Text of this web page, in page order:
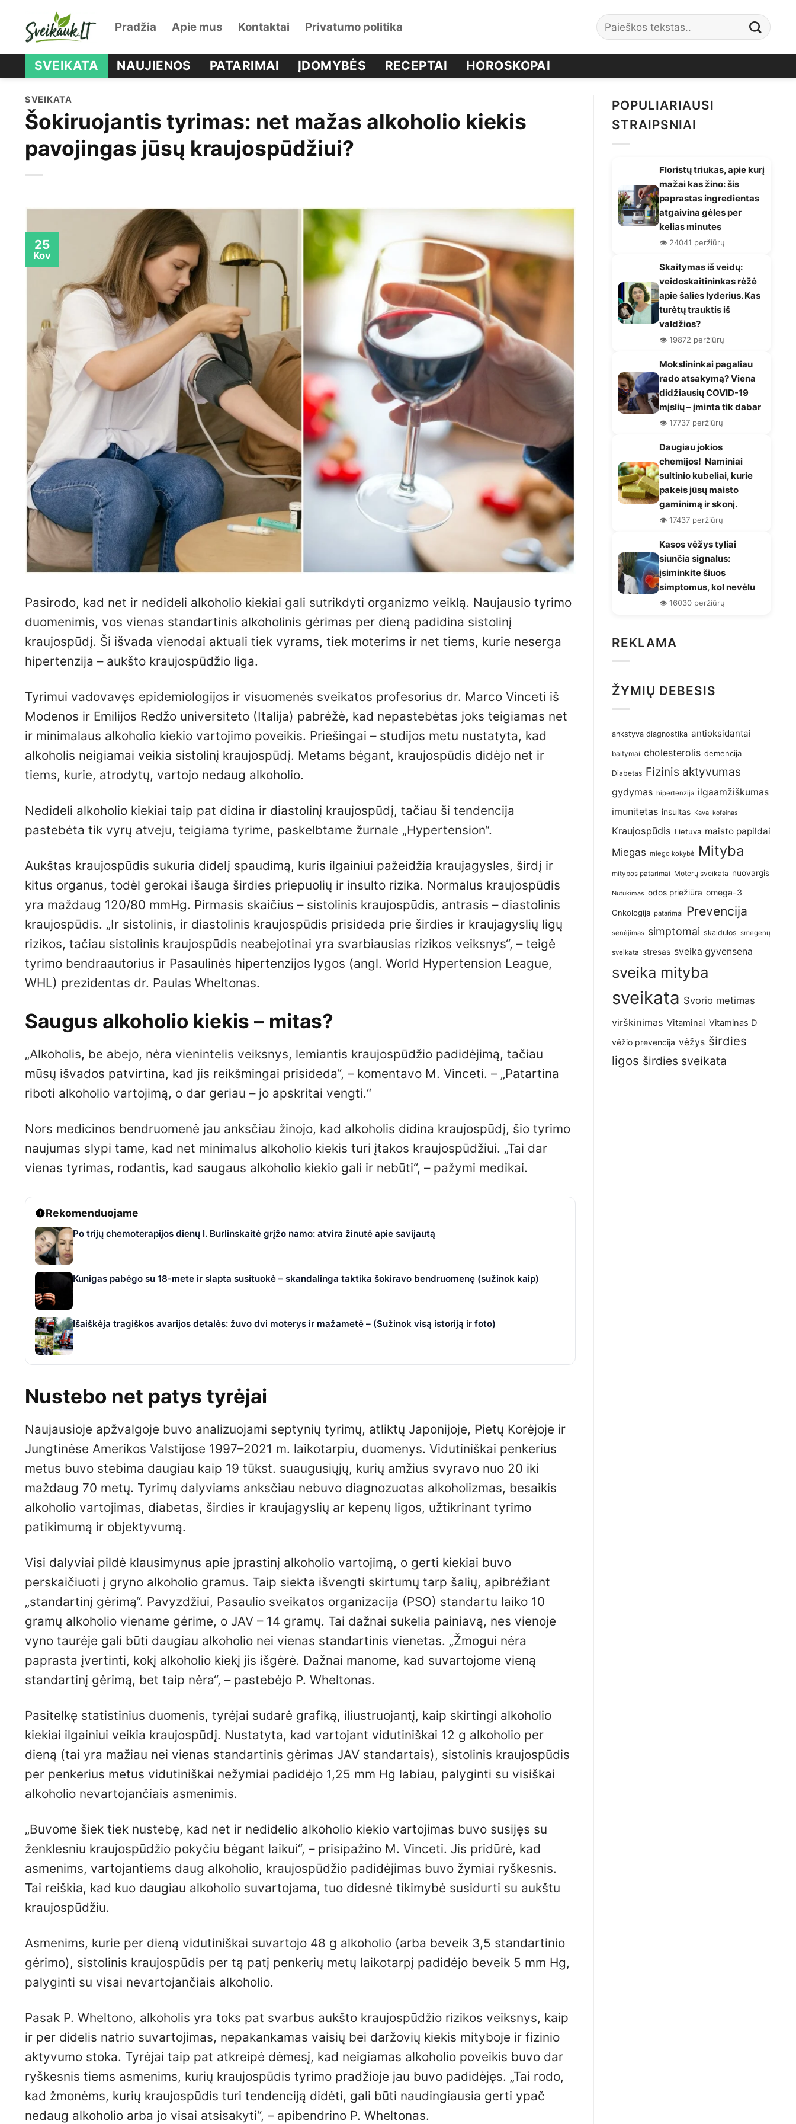
Pradžia Apie mus Kontaktai Privatumo politika
SVEIKATA NAUJIENOS PATARIMAI ĮDOMYBĖS RECEPTAI HOROSKOPAI
SVEIKATA
Šokiruojantis tyrimas: net mažas alkoholio kiekis
pavojingas jūsų kraujospūdžiui?
25
Kov
Pasirodo, kad net ir nedideli alkoholio kiekiai gali sutrikdyti organizmo veiklą. Naujausio tyrimo
duomenimis, vos vienas standartinis alkoholinis gėrimas per dieną padidina sistolinį
kraujospūdį. Ši išvada vienodai aktuali tiek vyrams, tiek moterims ir net tiems, kurie neserga
hipertenzija – aukšto kraujospūdžio liga.
Tyrimui vadovavęs epidemiologijos ir visuomenės sveikatos profesorius dr. Marco Vinceti iš
Modenos ir Emilijos Redžo universiteto (Italija) pabrėžė, kad nepastebėtas joks teigiamas net
ir minimalaus alkoholio kiekio vartojimo poveikis. Priešingai – studijos metu nustatyta, kad
alkoholis neigiamai veikia sistolinį kraujospūdį. Metams bėgant, kraujospūdis didėjo net ir
tiems, kurie, atrodytų, vartojo nedaug alkoholio.
Nedideli alkoholio kiekiai taip pat didina ir diastolinį kraujospūdį, tačiau ši tendencija
pastebėta tik vyrų atveju, teigiama tyrime, paskelbtame žurnale „Hypertension“.
Aukštas kraujospūdis sukuria didelį spaudimą, kuris ilgainiui pažeidžia kraujagysles, širdį ir
kitus organus, todėl gerokai išauga širdies priepuolių ir insulto rizika. Normalus kraujospūdis
yra maždaug 120/80 mmHg. Pirmasis skaičius – sistolinis kraujospūdis, antrasis – diastolinis
kraujospūdis. „Ir sistolinis, ir diastolinis kraujospūdis prisideda prie širdies ir kraujagyslių ligų
rizikos, tačiau sistolinis kraujospūdis neabejotinai yra svarbiausias rizikos veiksnys“, – teigė
tyrimo bendraautorius ir Pasaulinės hipertenzijos lygos (angl. World Hypertension League,
WHL) prezidentas dr. Paulas Wheltonas.
Saugus alkoholio kiekis – mitas?
„Alkoholis, be abejo, nėra vienintelis veiksnys, lemiantis kraujospūdžio padidėjimą, tačiau
mūsų išvados patvirtina, kad jis reikšmingai prisideda“, – komentavo M. Vinceti. – „Patartina
riboti alkoholio vartojimą, o dar geriau – jo apskritai vengti.“
Nors medicinos bendruomenė jau anksčiau žinojo, kad alkoholis didina kraujospūdį, šio tyrimo
naujumas slypi tame, kad net minimalus alkoholio kiekis turi įtakos kraujospūdžiui. „Tai dar
vienas tyrimas, rodantis, kad saugaus alkoholio kiekio gali ir nebūti“, – pažymi medikai.
Rekomenduojame
Po trijų chemoterapijos dienų I. Burlinskaitė grįžo namo: atvira žinutė apie savijautą
Kunigas pabėgo su 18‑mete ir slapta susituokė – skandalinga taktika šokiravo bendruomenę (sužinok kaip)
Išaiškėja tragiškos avarijos detalės: žuvo dvi moterys ir mažametė – (Sužinok visą istoriją ir foto)
Nustebo net patys tyrėjai
Naujausioje apžvalgoje buvo analizuojami septynių tyrimų, atliktų Japonijoje, Pietų Korėjoje ir
Jungtinėse Amerikos Valstijose 1997–2021 m. laikotarpiu, duomenys. Vidutiniškai penkerius
metus buvo stebima daugiau kaip 19 tūkst. suaugusiųjų, kurių amžius svyravo nuo 20 iki
maždaug 70 metų. Tyrimų dalyviams anksčiau nebuvo diagnozuotas alkoholizmas, besaikis
alkoholio vartojimas, diabetas, širdies ir kraujagyslių ar kepenų ligos, užtikrinant tyrimo
patikimumą ir objektyvumą.
Visi dalyviai pildė klausimynus apie įprastinį alkoholio vartojimą, o gerti kiekiai buvo
perskaičiuoti į gryno alkoholio gramus. Taip siekta išvengti skirtumų tarp šalių, apibrėžiant
„standartinį gėrimą“. Pavyzdžiui, Pasaulio sveikatos organizacija (PSO) standartu laiko 10
gramų alkoholio viename gėrime, o JAV – 14 gramų. Tai dažnai sukelia painiavą, nes vienoje
vyno taurėje gali būti daugiau alkoholio nei vienas standartinis vienetas. „Žmogui nėra
paprasta įvertinti, kokį alkoholio kiekį jis išgėrė. Dažnai manome, kad suvartojome vieną
standartinį gėrimą, bet taip nėra“, – pastebėjo P. Wheltonas.
Pasitelkę statistinius duomenis, tyrėjai sudarė grafiką, iliustruojantį, kaip skirtingi alkoholio
kiekiai ilgainiui veikia kraujospūdį. Nustatyta, kad vartojant vidutiniškai 12 g alkoholio per
dieną (tai yra mažiau nei vienas standartinis gėrimas JAV standartais), sistolinis kraujospūdis
per penkerius metus vidutiniškai nežymiai padidėjo 1,25 mm Hg labiau, palyginti su visiškai
alkoholio nevartojančiais asmenimis.
„Buvome šiek tiek nustebę, kad net ir nedidelio alkoholio kiekio vartojimas buvo susijęs su
ženklesniu kraujospūdžio pokyčiu bėgant laikui“, – prisipažino M. Vinceti. Jis pridūrė, kad
asmenims, vartojantiems daug alkoholio, kraujospūdžio padidėjimas buvo žymiai ryškesnis.
Tai reiškia, kad kuo daugiau alkoholio suvartojama, tuo didesnė tikimybė susidurti su aukštu
kraujospūdžiu.
Asmenims, kurie per dieną vidutiniškai suvartojo 48 g alkoholio (arba beveik 3,5 standartinio
gėrimo), sistolinis kraujospūdis per tą patį penkerių metų laikotarpį padidėjo beveik 5 mm Hg,
palyginti su visai nevartojančiais alkoholio.
Pasak P. Wheltono, alkoholis yra toks pat svarbus aukšto kraujospūdžio rizikos veiksnys, kaip
ir per didelis natrio suvartojimas, nepakankamas vaisių bei daržovių kiekis mityboje ir fizinio
aktyvumo stoka. Tyrėjai taip pat atkreipė dėmesį, kad neigiamas alkoholio poveikis buvo dar
ryškesnis tiems asmenims, kurių kraujospūdis tyrimo pradžioje jau buvo padidėjęs. „Tai rodo,
kad žmonėms, kurių kraujospūdis turi tendenciją didėti, gali būti naudingiausia gerti ypač
nedaug alkoholio arba jo visai atsisakyti“, – apibendrino P. Wheltonas.
POPULIARIAUSI
STRAIPSNIAI
Floristų triukas, apie kurį
mažai kas žino: šis
paprastas ingredientas
atgaivina gėles per
kelias minutes
👁️ 24041 peržiūrų
Skaitymas iš veidų:
veidoskaitininkas rėžė
apie šalies lyderius. Kas
turėtų trauktis iš
valdžios?
👁️ 19872 peržiūrų
Mokslininkai pagaliau
rado atsakymą? Viena
didžiausių COVID-19
mįslių – įminta tik dabar
👁️ 17737 peržiūrų
Daugiau jokios
chemijos! Naminiai
sultinio kubeliai, kurie
pakeis jūsų maisto
gaminimą ir skonį.
👁️ 17437 peržiūrų
Kasos vėžys tyliai
siunčia signalus:
įsiminkite šiuos
simptomus, kol nevėlu
👁️ 16030 peržiūrų
REKLAMA
ŽYMIŲ DEBESIS
ankstyva diagnostika antioksidantai
baltymai cholesterolis demencija
Diabetas Fizinis aktyvumas
gydymas hipertenzija ilgaamžiškumas
imunitetas insultas Kava kofeinas
Kraujospūdis Lietuva maisto papildai
Miegas miego kokybė Mityba
mitybos patarimai Moterų sveikata nuovargis
Nutukimas odos priežiūra omega-3
Onkologija patarimai Prevencija
senėjimas simptomai skaidulos smegenų
sveikata stresas sveika gyvensena
sveika mityba
sveikata Svorio metimas
virškinimas Vitaminai Vitaminas D
vėžio prevencija vėžys širdies
ligos širdies sveikata